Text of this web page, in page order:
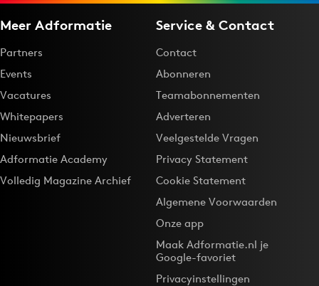
Meer Adformatie
Partners
Events
Vacatures
Whitepapers
Nieuwsbrief
Adformatie Academy
Volledig Magazine Archief
Service & Contact
Contact
Abonneren
Teamabonnementen
Adverteren
Veelgestelde Vragen
Privacy Statement
Cookie Statement
Algemene Voorwaarden
Onze app
Maak Adformatie.nl je
Google-favoriet
Privacyinstellingen